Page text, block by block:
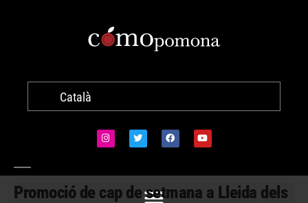
Català
Promoció de cap de setmana a Lleida dels